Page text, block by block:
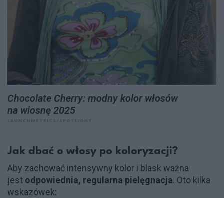
Chocolate Cherry: modny kolor włosów
na wiosnę 2025
Jak dbać o włosy po koloryzacji?
Aby zachować intensywny kolor i blask ważna
jest odpowiednia, regularna pielęgnacja. Oto kilka
wskazówek: